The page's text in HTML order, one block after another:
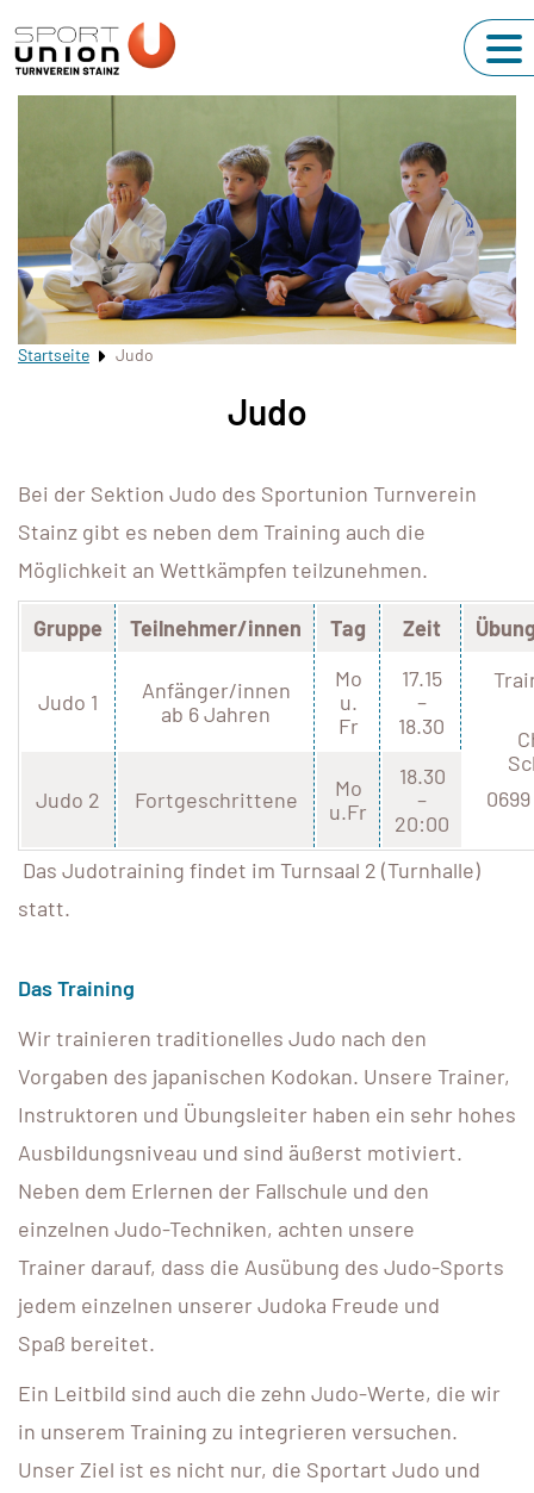
Startseite Judo
Judo
Bei der Sektion Judo des Sportunion Turnverein
Stainz gibt es neben dem Training auch die
Möglichkeit an Wettkämpfen teilzunehmen.
Gruppe Teilnehmer/innen Tag Zeit
Judo 1
Anfänger/innen
ab 6 Jahren
Mo
u.
Fr
17.15
–
18.30
Judo 2 Fortgeschrittene
Mo
u.Fr
18.30
–
20:00
Das Judotraining findet im Turnsaal 2 (Turnhalle)
statt.
Das Training
Wir trainieren traditionelles Judo nach den
Vorgaben des japanischen Kodokan. Unsere Trainer,
Instruktoren und Übungsleiter haben ein sehr hohes
Ausbildungsniveau und sind äußerst motiviert.
Neben dem Erlernen der Fallschule und den
einzelnen Judo-Techniken, achten unsere
Trainer darauf, dass die Ausübung des Judo-Sports
jedem einzelnen unserer Judoka Freude und
Spaß bereitet.
Ein Leitbild sind auch die zehn Judo-Werte, die wir
in unserem Training zu integrieren versuchen.
Unser Ziel ist es nicht nur, die Sportart Judo und